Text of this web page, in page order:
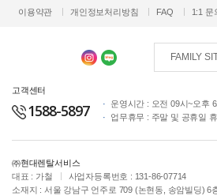
이용약관 개인정보처리방침 FAQ 1:1 문
FAMILY
고객센터
1588-5897
운영시간 : 오전 09시~오후
업무휴무 : 주말 및 공휴일
㈜현대렌탈서비스
대표 : 가철
사업자등록번호 : 131-86-07714
소재지 : 서울 강남구 언주로 709 (논현동, 송암빌딩) 6